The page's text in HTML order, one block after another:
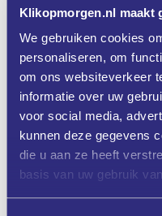
Klikopmorgen.nl maakt
We gebruiken cookies
personaliseren, om
om ons websiteverkeer
informatie over uw
voor social media,
kunnen deze gegevens
die u aan ze heeft
basis van uw gebruik
Ook aanschuiven?
De Financieringstafel komt
Zoom en elke 4 weken
contact op met Yvonne
(
(r.vanoers@rewin.nl
Programma